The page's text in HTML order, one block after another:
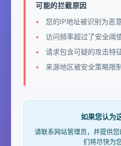
可能的拦截原因
您的IP地址被识别为恶
访问频率超过了安全阈
请求包含可疑的攻击特
来源地区被安全策略限
如果您认为
请联系网站管理员，并提供
们将尽快为